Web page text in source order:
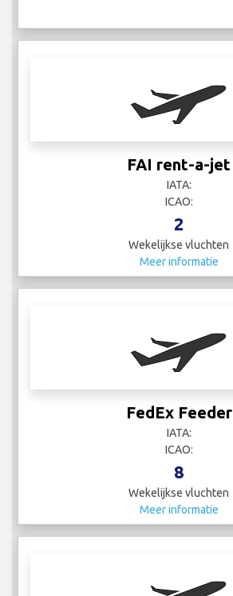
FAI rent-a-jet
IATA:
ICAO:
2
Wekelijkse vluchten
Meer informatie
FedEx Feeder
IATA:
ICAO:
8
Wekelijkse vluchten
Meer informatie